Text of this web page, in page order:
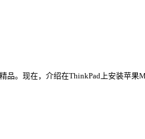
。现在，介绍在ThinkPad上安装苹果